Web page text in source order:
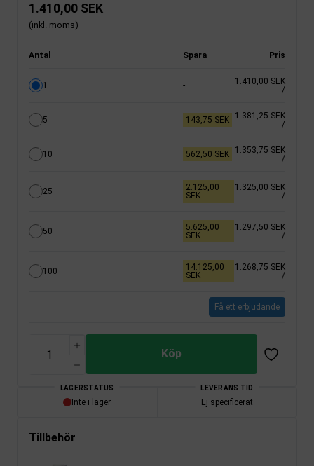
1.410,00 SEK
(inkl. moms)
Antal Spara Pris
1 -
1.410,00 SEK
/
5 143,75 SEK
1.381,25 SEK
/
10 562,50 SEK
1.353,75 SEK
/
25
2.125,00
SEK
1.325,00 SEK
/
50
5.625,00
SEK
1.297,50 SEK
/
100
14.125,00
SEK
1.268,75 SEK
/
Få ett erbjudande
Köp
LAGERSTATUS
Inte i lager
LEVERANS TID
Ej specificerat
Tillbehör